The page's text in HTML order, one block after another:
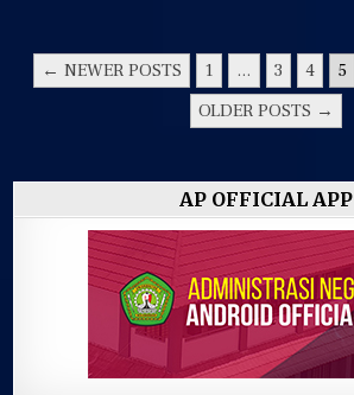
2024
PAGINASI
POS
← NEWER POSTS 1 … 3 4 5
OLDER POSTS →
AP OFFICIAL APP